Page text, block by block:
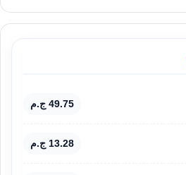
49.75 ج.م
13.28 ج.م